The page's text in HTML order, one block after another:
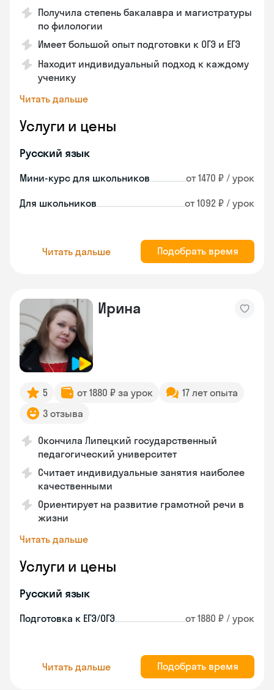
Получила степень бакалавра и магистратуры
по филологии
Имеет большой опыт подготовки к ОГЭ и ЕГЭ
Находит индивидуальный подход к каждому
ученику
Читать дальше
Услуги и цены
Русский язык
Мини-курс для школьников от 1470 ₽ / урок
Для школьников от 1092 ₽ / урок
Читать дальше Подобрать время
Ирина
5 от 1880 ₽ за урок
17 лет опыта
3 отзыва
Окончила Липецкий государственный
педагогический университет
Считает индивидуальные занятия наиболее
качественными
Ориентирует на развитие грамотной речи в
жизни
Читать дальше
Услуги и цены
Русский язык
Подготовка к ЕГЭ/ОГЭ от 1880 ₽ / урок
Читать дальше Подобрать время